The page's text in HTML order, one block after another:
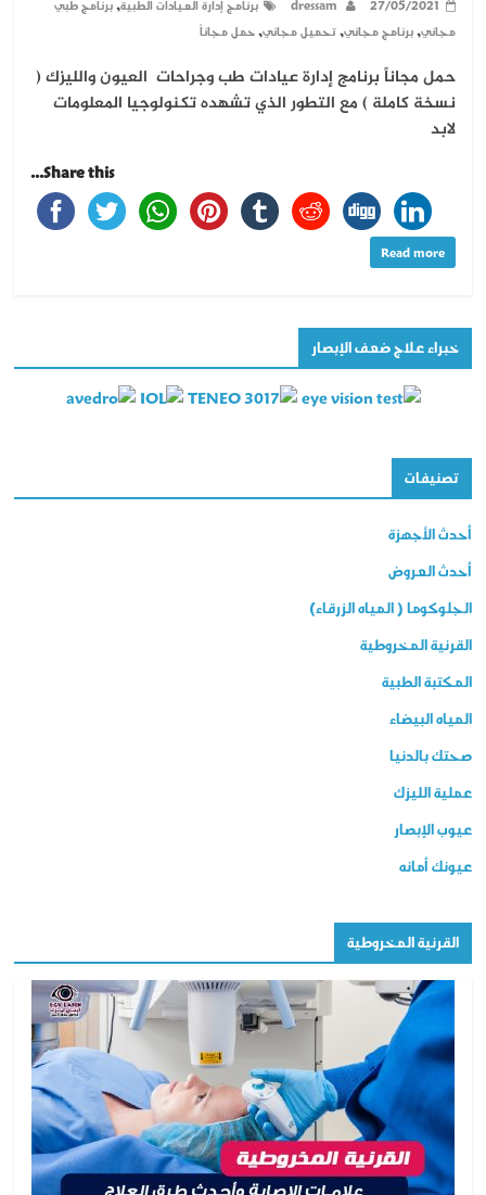
27/05/2021
dressam برنامج إدارة العيادات الطبية برنامج طبي
مجاني,برنامج مجاني,تحميل مجاني,حمل مجاناً
حمل مجاناً برنامج إدارة عيادات طب وجراحات العيون والليزك (
نسخة كاملة ) مع التطور الذي تشهده تكنولوجيا المعلومات
لابد
Share this...
Read more
خبراء علاج ضعف الإبصار
تصنيفات
أحدث الأجهزة
أحدث العروض
الجلوكوما ( المياه الزرقاء)
القرنية المخروطية
المكتبة الطبية
المياه البيضاء
صحتك بالدنيا
عملية الليزك
عيوب الإبصار
عيونك أمانه
القرنية المخروطية